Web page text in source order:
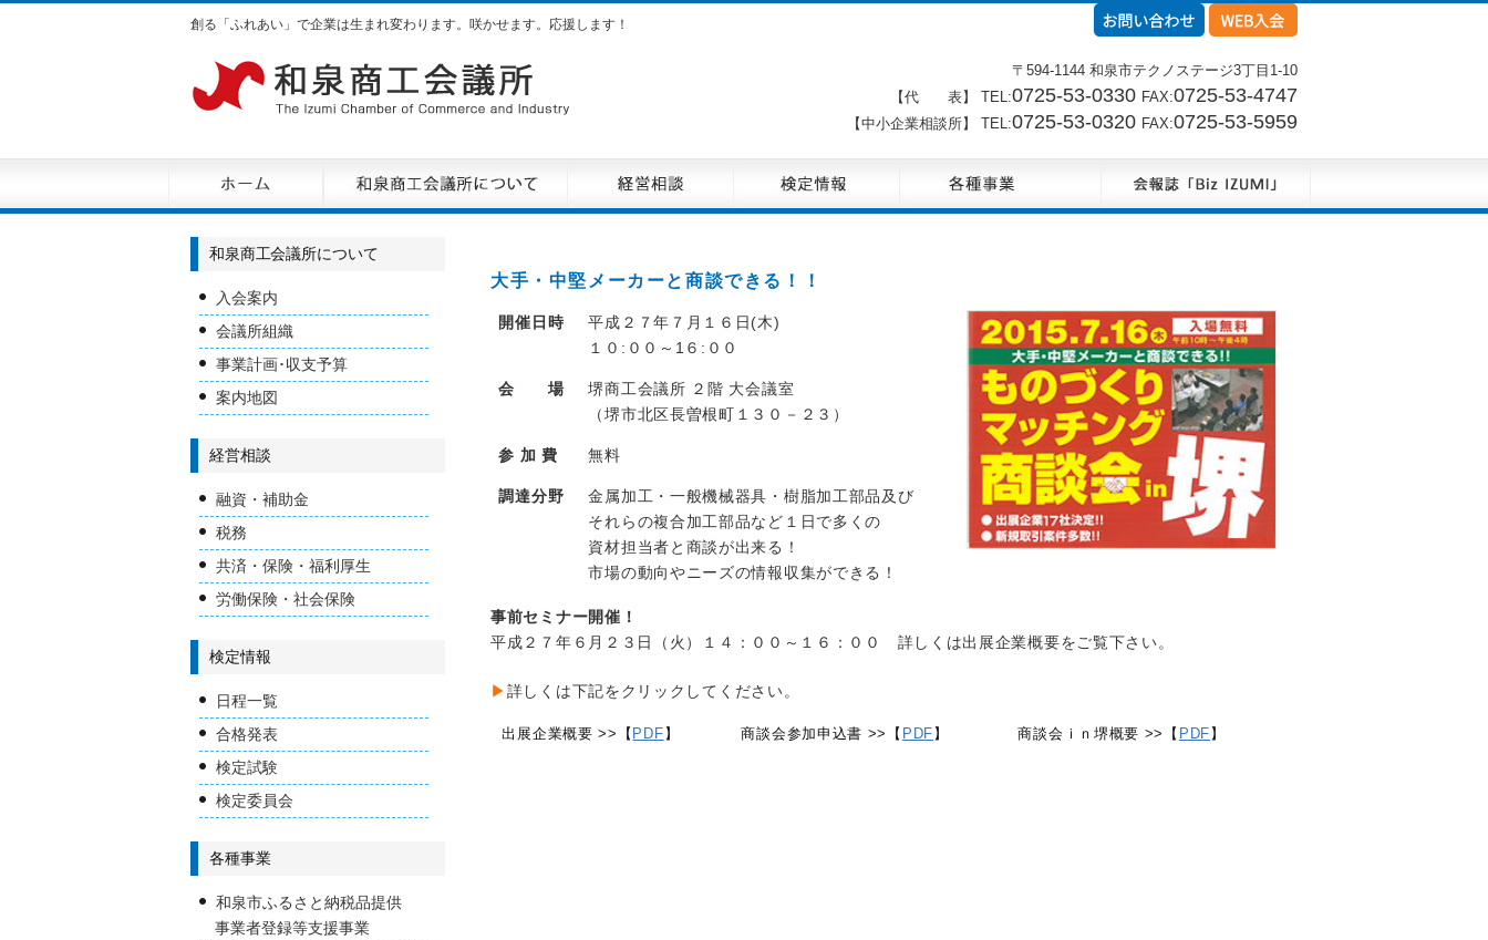
創る「ふれあい」で企業は生まれ変わります。咲かせます。応援します！
〒594-1144 和泉市テクノステージ3丁目1-10
【代 表】 TEL:0725-53-0330 FAX:0725-53-4747
【中小企業相談所】 TEL:0725-53-0320 FAX:0725-53-5959
大手・中堅メーカーと商談できる！！
開催日時
平成２７年７月１６日(木)
１０:００～1６:００
会 場
堺商工会議所 ２階 大会議室
（堺市北区長曽根町１３０－２３）
参 加 費 無料
調達分野
金属加工・一般機械器具・樹脂加工部品及び
それらの複合加工部品など１日で多くの
資材担当者と商談が出来る！
市場の動向やニーズの情報収集ができる！
事前セミナー開催！
平成２７年６月２３日（火）１４：００～１６：００ 詳しくは出展企業概要をご覧下さい。
▶ 詳しくは下記をクリックしてください。
出展企業概要 >>【 PDF 】 商談会参加申込書 >>【 PDF 】 商談会ｉｎ堺概要 >>【 PDF 】
和泉商工会議所について
入会案内
会議所組織
事業計画･収支予算
案内地図
経営相談
融資・補助金
税務
共済・保険・福利厚生
労働保険・社会保険
検定情報
日程一覧
合格発表
検定試験
検定委員会
各種事業
和泉市ふるさと納税品提供
事業者登録等支援事業